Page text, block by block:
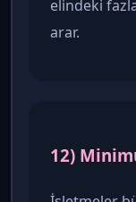
elindeki
arar.
12)